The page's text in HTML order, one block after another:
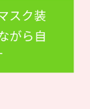
スク装
がら自